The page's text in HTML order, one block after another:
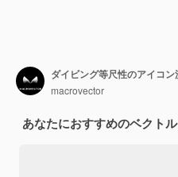
macrovector
あなたにおすすめのベクトル